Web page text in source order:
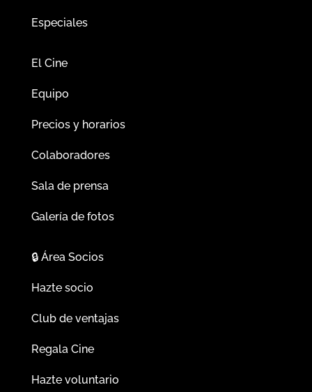
Especiales
El Cine
Equipo
Precios y horarios
Colaboradores
Sala de prensa
Galería de fotos
🔒Área Socios
Hazte socio
Club de ventajas
Regala Cine
Hazte voluntario